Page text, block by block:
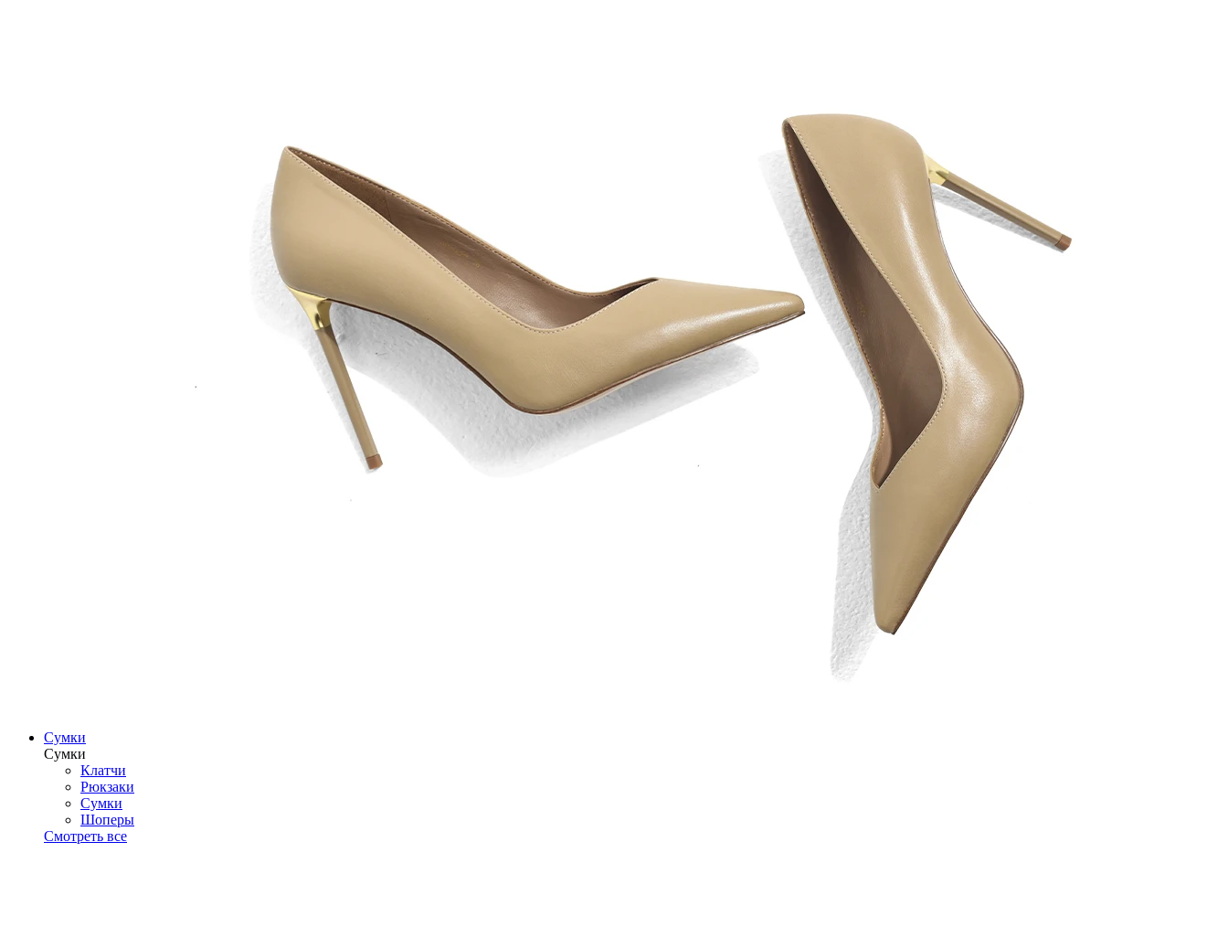
Сумки
Сумки
Клатчи
Рюкзаки
Сумки
Шоперы
Смотреть все